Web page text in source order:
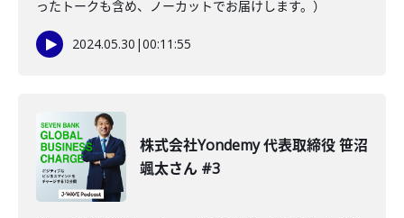
ったトークも含め、ノーカットでお届けします。）
2024.05.30 |00:11:55
株式会社Yondemy 代表取締役 笹沼
颯太さん #3